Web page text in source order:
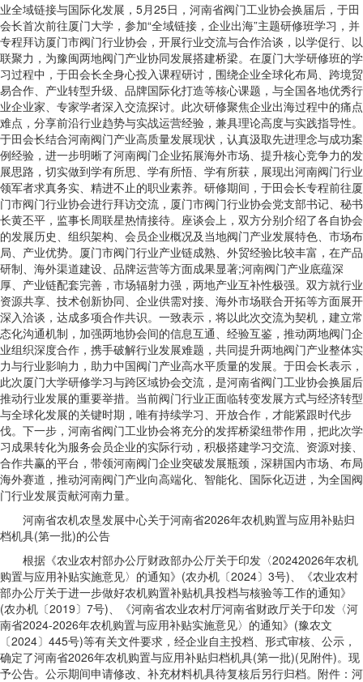
业全域链接与国际化发展，5月25日，河南省阀门工业协会换届后，于田
会长首次前往厦门大学，参加“全域链接，企业出海”主题研修班学习，并
专程拜访厦门市阀门行业协会，开展行业交流与合作洽谈，以学促行、以
联聚力，为豫闽两地阀门产业协同发展搭建桥梁。在厦门大学研修班的学
习过程中，于田会长全身心投入课程研讨，围绕企业全球化布局、跨境贸
易合作、产业转型升级、品牌国际化打造等核心课题，与全国各地优秀行
业企业家、专家学者深入交流探讨。此次研修聚焦企业出海过程中的痛点
难点，分享前沿行业趋势与实战运营经验，兼具理论高度与实践指导性。
于田会长结合河南阀门产业高质量发展现状，认真汲取先进理念与成功案
例经验，进一步明晰了河南阀门企业拓展海外市场、提升核心竞争力的发
展思路，切实做到学有所思、学有所悟、学有所获，展现出河南阀门行业
领军者求真务实、精进不止的职业素养。研修期间，于田会长专程前往厦
门市阀门行业协会进行拜访交流，厦门市阀门行业协会党支部书记、秘书
长黄丕平，监事长周联星热情接待。座谈会上，双方分别介绍了各自协会
的发展历史、组织架构、会员企业概况及当地阀门产业发展特色、市场布
局、产业优势。厦门市阀门行业产业链成熟、外贸经验比较丰富，在产品
研制、海外渠道建设、品牌运营等方面成果显著;河南阀门产业底蕴深
厚、产业链配套完善，市场辐射力强，两地产业互补性极强。双方就行业
资源共享、技术创新协同、企业供需对接、海外市场联合开拓等方面展开
深入洽谈，达成多项合作共识。一致表示，将以此次交流为契机，建立常
态化沟通机制，加强两地协会间的信息互通、经验互鉴，推动两地阀门企
业组织深度合作，携手破解行业发展难题，共同提升两地阀门产业整体实
力与行业影响力，助力中国阀门产业高水平质量的发展。于田会长表示，
此次厦门大学研修学习与跨区域协会交流，是河南省阀门工业协会换届后
推动行业发展的重要举措。当前阀门行业正面临转变发展方式与经济转型
与全球化发展的关键时期，唯有持续学习、开放合作，才能紧跟时代步
伐。下一步，河南省阀门工业协会将充分的发挥桥梁纽带作用，把此次学
习成果转化为服务会员企业的实际行动，积极搭建学习交流、资源对接、
合作共赢的平台，带领河南阀门企业突破发展瓶颈，深耕国内市场、布局
海外赛道，推动河南阀门产业向高端化、智能化、国际化迈进，为全国阀
门行业发展贡献河南力量。
河南省农机农垦发展中心关于河南省2026年农机购置与应用补贴归
档机具(第一批)的公告
根据《农业农村部办公厅财政部办公厅关于印发〈20242026年农机
购置与应用补贴实施意见〉的通知》(农办机〔2024〕3号)、《农业农村
部办公厅关于进一步做好农机购置补贴机具投档与核验等工作的通知》
(农办机〔2019〕7号)、《河南省农业农村厅河南省财政厅关于印发〈河
南省2024-2026年农机购置与应用补贴实施意见〉的通知》(豫农文
〔2024〕445号)等有关文件要求，经企业自主投档、形式审核、公示，
确定了河南省2026年农机购置与应用补贴归档机具(第一批)(见附件)。现
予公告。公示期间申请修改、补充材料机具待复核后另行归档。附件：河